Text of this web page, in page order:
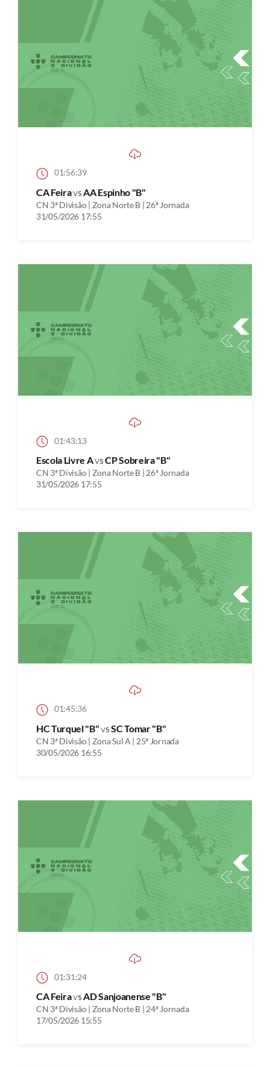
01:56:39
CA FeiravsAA Espinho "B"
CN 3ª Divisão | Zona Norte B | 26ª Jornada
31/05/2026 17:55
01:43:13
Escola Livre AvsCP Sobreira "B"
CN 3ª Divisão | Zona Norte B | 26ª Jornada
31/05/2026 17:55
01:45:36
HC Turquel "B"vsSC Tomar "B"
CN 3ª Divisão | Zona Sul A | 25ª Jornada
30/05/2026 16:55
01:31:24
CA FeiravsAD Sanjoanense "B"
CN 3ª Divisão | Zona Norte B | 24ª Jornada
17/05/2026 15:55